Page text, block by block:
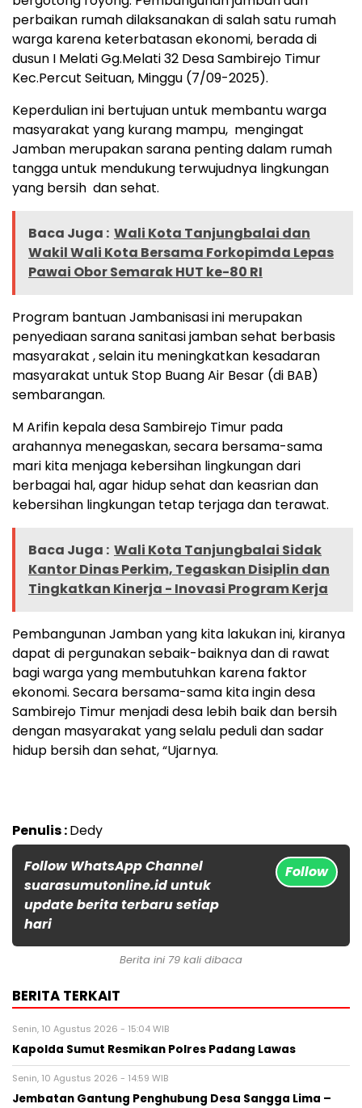
perbaikan rumah dilaksanakan di salah satu rumah
warga karena keterbatasan ekonomi, berada di
dusun I Melati Gg.Melati 32 Desa Sambirejo Timur
Kec.Percut Seituan, Minggu (7/09-2025).
Keperdulian ini bertujuan untuk membantu warga
masyarakat yang kurang mampu, mengingat
Jamban merupakan sarana penting dalam rumah
tangga untuk mendukung terwujudnya lingkungan
yang bersih dan sehat.
Baca Juga : Wali Kota Tanjungbalai dan
Wakil Wali Kota Bersama Forkopimda Lepas
Pawai Obor Semarak HUT ke-80 RI
Program bantuan Jambanisasi ini merupakan
penyediaan sarana sanitasi jamban sehat berbasis
masyarakat , selain itu meningkatkan kesadaran
masyarakat untuk Stop Buang Air Besar (di BAB)
sembarangan.
M Arifin kepala desa Sambirejo Timur pada
arahannya menegaskan, secara bersama-sama
mari kita menjaga kebersihan lingkungan dari
berbagai hal, agar hidup sehat dan keasrian dan
kebersihan lingkungan tetap terjaga dan terawat.
Baca Juga : Wali Kota Tanjungbalai Sidak
Kantor Dinas Perkim, Tegaskan Disiplin dan
Tingkatkan Kinerja - Inovasi Program Kerja
Pembangunan Jamban yang kita lakukan ini, kiranya
dapat di pergunakan sebaik-baiknya dan di rawat
bagi warga yang membutuhkan karena faktor
ekonomi. Secara bersama-sama kita ingin desa
Sambirejo Timur menjadi desa lebih baik dan bersih
dengan masyarakat yang selalu peduli dan sadar
hidup bersih dan sehat, “Ujarnya.
Penulis :Dedy
Follow WhatsApp Channel
suarasumutonline.id untuk
update berita terbaru setiap
hari
Follow
Berita ini 79 kali dibaca
BERITA TERKAIT
Senin, 10 Agustus 2026 - 15:04 WIB
Kapolda Sumut Resmikan Polres Padang Lawas
Senin, 10 Agustus 2026 - 14:59 WIB
Jembatan Gantung Penghubung Desa Sangga Lima –